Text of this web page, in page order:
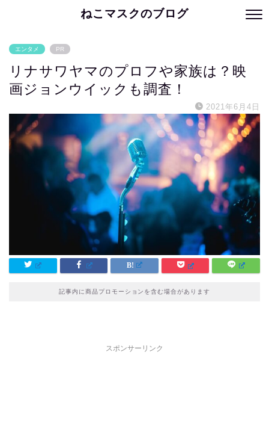
ねこマスクのブログ
エンタメ PR
リナサワヤマのプロフや家族は？映
画ジョンウイックも調査！
2021年6月4日
記事内に商品プロモーションを含む場合があります
スポンサーリンク